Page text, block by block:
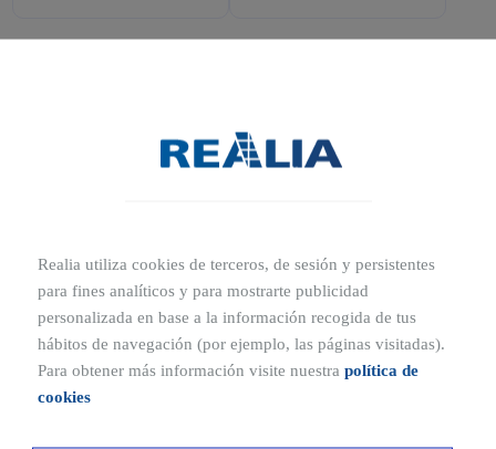
¡Apúntate a la Lista de espera
Apúntate a la lista de espera
Realia utiliza cookies de terceros, de sesión y persistentes
para fines analíticos y para mostrarte publicidad
personalizada en base a la información recogida de tus
hábitos de navegación (por ejemplo, las páginas visitadas).
Para obtener más información visite nuestra política de
cookies